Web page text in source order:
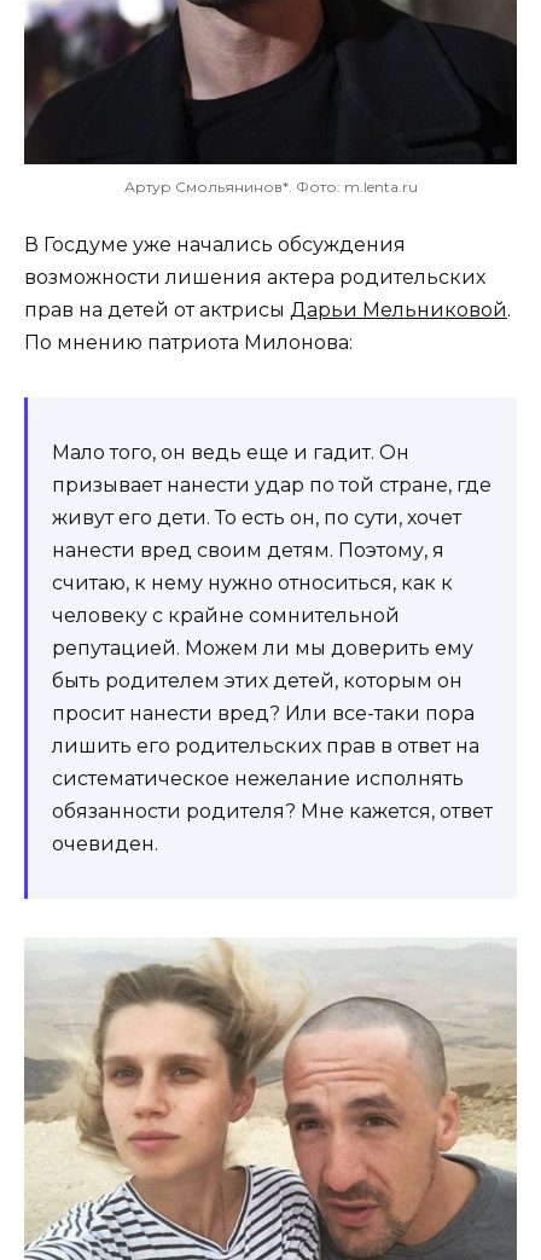
Артур Смольянинов*. Фото: m.lenta.ru
В Госдуме уже начались обсуждения
возможности лишения актера родительских
прав на детей от актрисы Дарьи Мельниковой.
По мнению патриота Милонова:
Мало того, он ведь еще и гадит. Он
призывает нанести удар по той стране, где
живут его дети. То есть он, по сути, хочет
нанести вред своим детям. Поэтому, я
считаю, к нему нужно относиться, как к
человеку с крайне сомнительной
репутацией. Можем ли мы доверить ему
быть родителем этих детей, которым он
просит нанести вред? Или все-таки пора
лишить его родительских прав в ответ на
систематическое нежелание исполнять
обязанности родителя? Мне кажется, ответ
очевиден.